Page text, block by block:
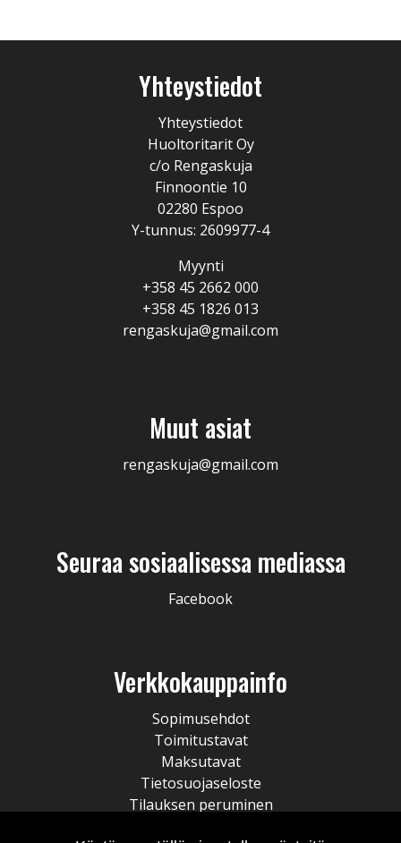
Yhteystiedot
Yhteystiedot
Huoltoritarit Oy
c/o Rengaskuja
Finnoontie 10
02280 Espoo
Y-tunnus: 2609977-4
Myynti
+358 45 2662 000
+358 45 1826 013
rengaskuja@gmail.com
Muut asiat
rengaskuja@gmail.com
Seuraa sosiaalisessa mediassa
Facebook
Verkkokauppainfo
Sopimusehdot
Toimitustavat
Maksutavat
Tietosuojaseloste
Tilauksen peruminen